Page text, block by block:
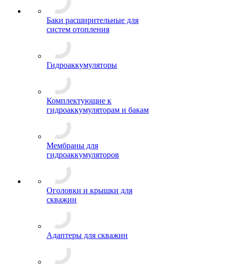
Баки расширительные для
систем отопления
Гидроаккумуляторы
Комплектующие к
гидроаккумуляторам и бакам
Мембраны для
гидроаккумуляторов
Оголовки и крышки для
скважин
Адаптеры для скважин